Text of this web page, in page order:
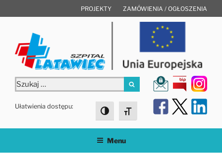
do
PROJEKTY ZAMÓWIENIA / OGŁOSZENIA
Szukaj:
Szukaj
Ułatwienia dostępu:
Toggle High Contrast
Toggle Font size
Menu